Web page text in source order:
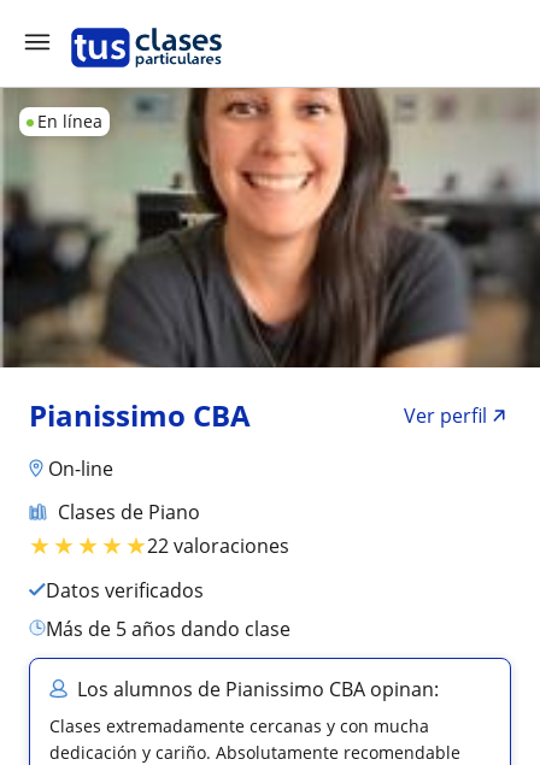
En línea
Pianissimo CBA
Ver perfil
On-line
Clases de Piano
★★★★★22 valoraciones
Datos verificados
más de 5 años dando clase
Los alumnos de Pianissimo CBA opinan:
Clases extremadamente cercanas y con mucha
dedicación y cariño. Absolutamente recomendable